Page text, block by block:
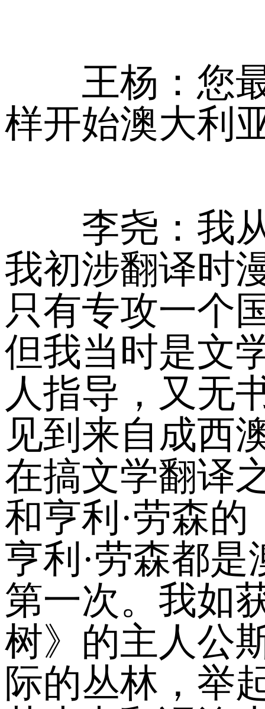
王杨：您最
样开始澳大利
李尧：我从
我初涉翻译时
只有专攻一个
但我当时是文
人指导，又无
见到来自成西
在搞文学翻译
和亨利·劳森
亨利·劳森都
第一次。我如
树》的主人公
际的丛林，举